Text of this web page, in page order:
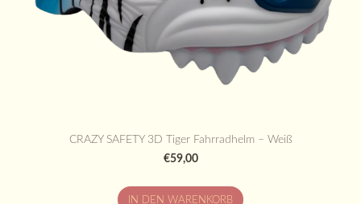
CRAZY SAFETY 3D Tiger Fahrradhelm – Weiß
€59,00
IN DEN WARENKORB